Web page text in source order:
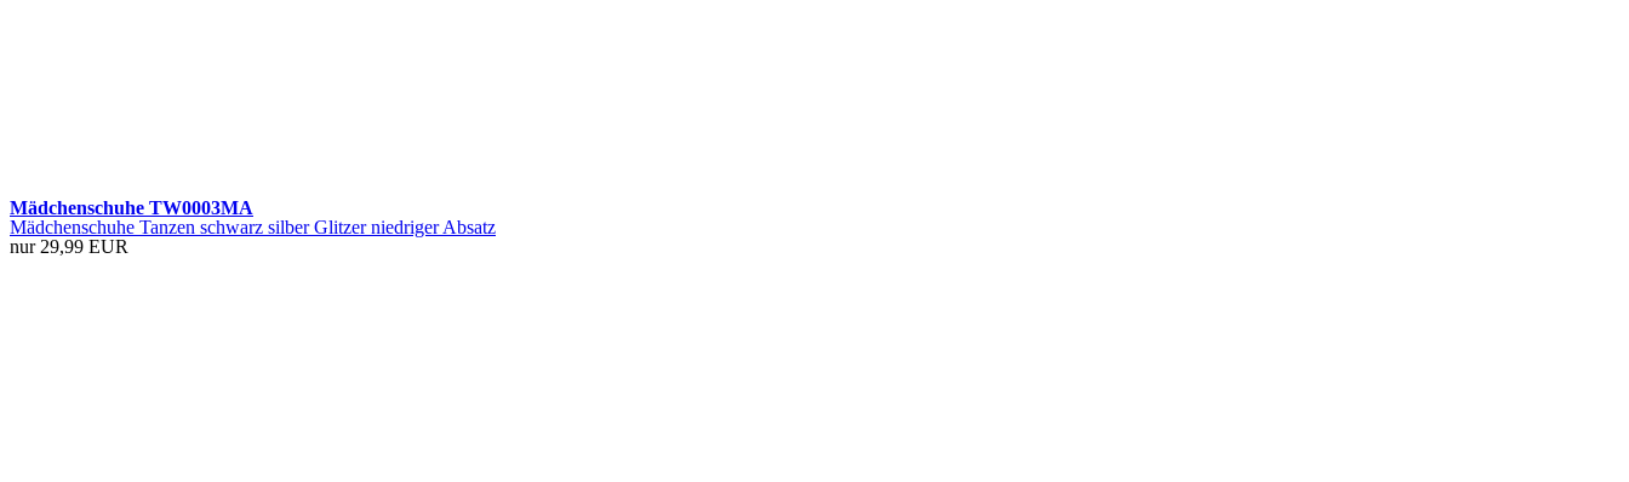
Mädchenschuhe TW0003MA
Mädchenschuhe Tanzen schwarz silber Glitzer niedriger Absatz
nur 29,99 EUR